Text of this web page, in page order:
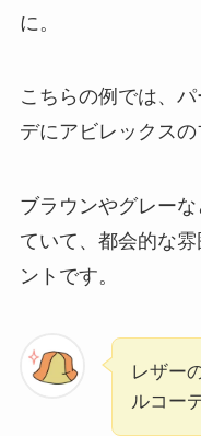
に。
こちらの例では、
デにアビレックスの
ブラウンやグレー
ていて、都会的な
ントです。
レザー
ルコー